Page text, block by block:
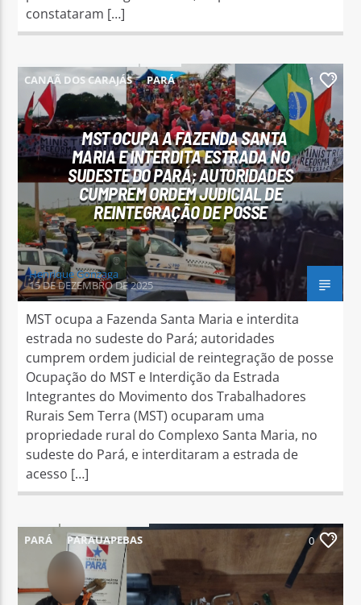
constataram […]
CANAÃ DOS CARAJÁS
PARÁ
PARAUAPEBAS
1
MST OCUPA A FAZENDA SANTA
MARIA E INTERDITA ESTRADA NO
SUDESTE DO PARÁ; AUTORIDADES
CUMPREM ORDEM JUDICIAL DE
REINTEGRAÇÃO DE POSSE
Henrique Gonzaga
15 DE DEZEMBRO DE 2025
MST ocupa a Fazenda Santa Maria e interdita
estrada no sudeste do Pará; autoridades
cumprem ordem judicial de reintegração de posse
Ocupação do MST e Interdição da Estrada
Integrantes do Movimento dos Trabalhadores
Rurais Sem Terra (MST) ocuparam uma
propriedade rural do Complexo Santa Maria, no
sudeste do Pará, e interditaram a estrada de
acesso […]
PARÁ PARAUAPEBAS 0